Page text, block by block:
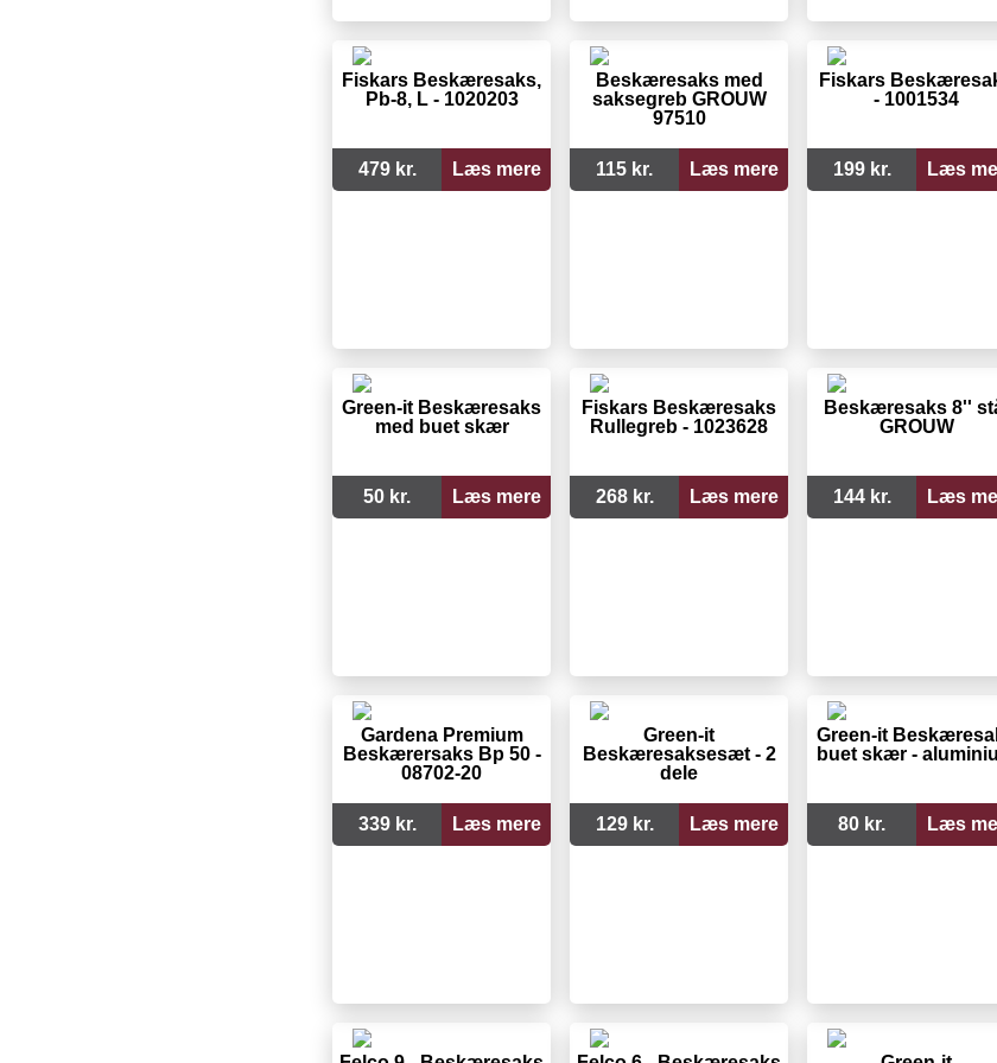
Fiskars Beskæresaks,
Pb-8, L - 1020203
479 kr. Læs mere
Beskæresaks med
saksegreb GROUW
97510
115 kr. Læs mere
Fiskars
- 1001534
199 kr. Læs
Green-it Beskæresaks
med buet skær
50 kr. Læs mere
Fiskars Beskæresaks
Rullegreb - 1023628
268 kr. Læs mere
Beskæresaks 8''
GROUW
144 kr. Læs
Gardena Premium
Beskærersaks Bp 50 -
08702-20
339 kr. Læs mere
Green-it
Beskæresaksesæt - 2
dele
129 kr. Læs mere
Green-it
buet skær -
80 kr. Læs